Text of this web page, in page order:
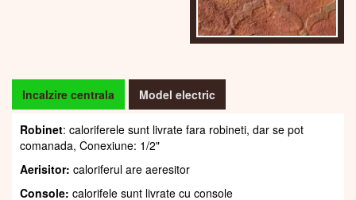
Incalzire centrala Model electric
Robinet: caloriferele sunt livrate fara robineti, dar se pot
comanada, Conexiune: 1/2"
Aerisitor: caloriferul are aeresitor
Console: calorifele sunt livrate cu console